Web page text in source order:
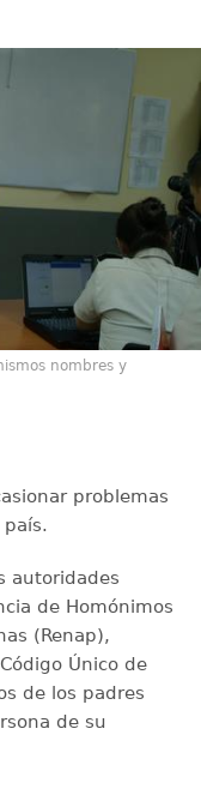
nombres y
problemas
autoridades
de Homónimos
(Renap),
Único de
de los padres
de su